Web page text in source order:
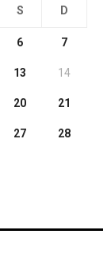
S D
6 7
13 14
20 21
27 28